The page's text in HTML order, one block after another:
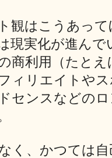
観はこうあっ
現実化が進ん
商利用（たと
ィリエイトや
センスなどの
く、かつては